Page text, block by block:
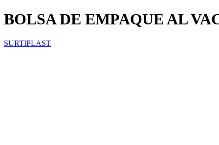
BOLSA DE EMPAQUE AL
SURTIPLAST